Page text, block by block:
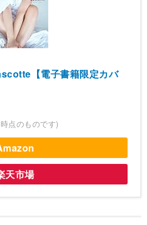
【電子書籍限定カバ
点のものです)
天市場